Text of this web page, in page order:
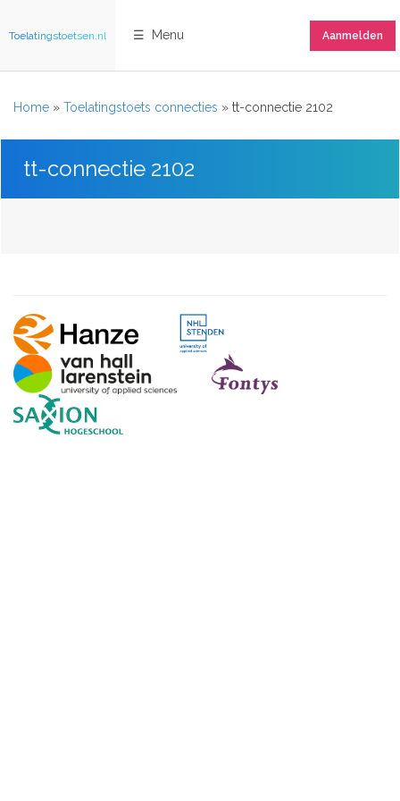
Toelatingstoetsen.nl ☰ Menu Aanmelden
Home » Toelatingstoets connecties » tt-connectie 2102
tt-connectie 2102